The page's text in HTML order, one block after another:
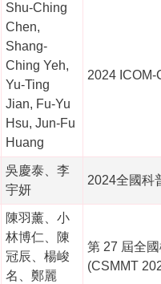
Shu-Ching
Chen,
Shang-
Ching Yeh,
Yu-Ting
Jian, Fu-Yu
Hsu, Jun-Fu
Huang
2024 ICOM-
吳慶泰、李
宇妍
2024全國科
陳羽薰、小
林博仁、陳
冠辰、楊峻
名、鄭麗
第 27 屆全
(CSMMT